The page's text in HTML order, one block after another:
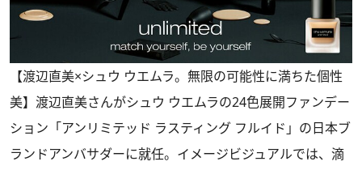
【渡辺直美×シュウ ウエムラ。無限の可能性に満ちた個性
美】渡辺直美さんがシュウ ウエムラの24色展開ファンデー
ション「アンリミテッド ラスティング フルイド」の日本ブ
ランドアンバサダーに就任。イメージビジュアルでは、滴